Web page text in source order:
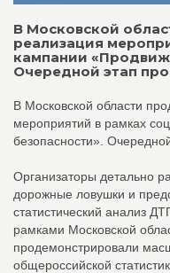
В Московской
реализация
кампании
Очередной этап
В Московской области
мероприятий в рамках
безопасности».
Организаторы детально
дорожные ловушки и
статистический анализ
рамками Московской
продемонстрировали
общероссийской